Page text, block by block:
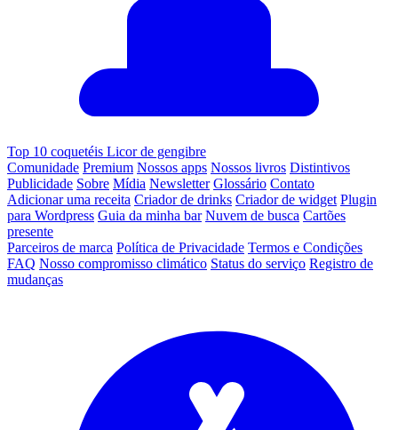
Top 10 coquetéis Licor de gengibre
Comunidade Premium Nossos apps Nossos livros Distintivos
Publicidade Sobre Mídia Newsletter Glossário Contato
Adicionar uma receita Criador de drinks Criador de widget Plugin
para Wordpress Guia da minha bar Nuvem de busca Cartões
presente
Parceiros de marca Política de Privacidade Termos e Condições
FAQ Nosso compromisso climático Status do serviço Registro de
mudanças